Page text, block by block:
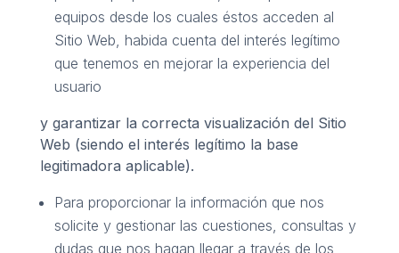
equipos desde los cuales éstos acceden al
Sitio Web, habida cuenta del interés legítimo
que tenemos en mejorar la experiencia del
usuario
y garantizar la correcta visualización del Sitio
Web (siendo el interés legítimo la base
legitimadora aplicable).
Para proporcionar la información que nos
solicite y gestionar las cuestiones, consultas y
dudas que nos hagan llegar a través de los